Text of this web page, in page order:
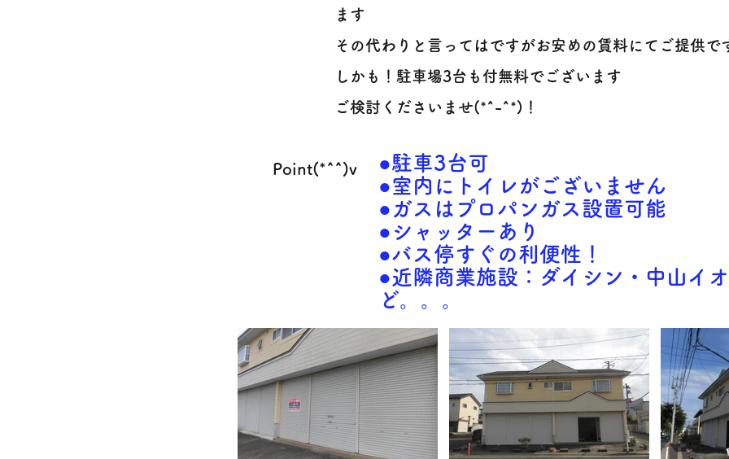
ます
その代わりと言ってはですがお安めの賃料にてご提供で
しかも！駐車場3台も付無料でございます
ご検討くださいませ(*^-^*)！
Point(*^^)v
●駐車3台可
​●室内にトイレがございません
●ガスはプロパンガス設置可能
●シャッターあり
●バス停すぐの利便性！
●近隣商業施設：ダイシン・中山イ
ど。。。